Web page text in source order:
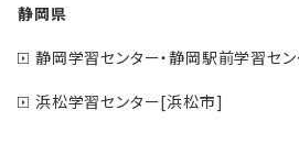
静岡県
静岡学習センター・静岡駅前学習セ
浜松学習センター[浜松市]